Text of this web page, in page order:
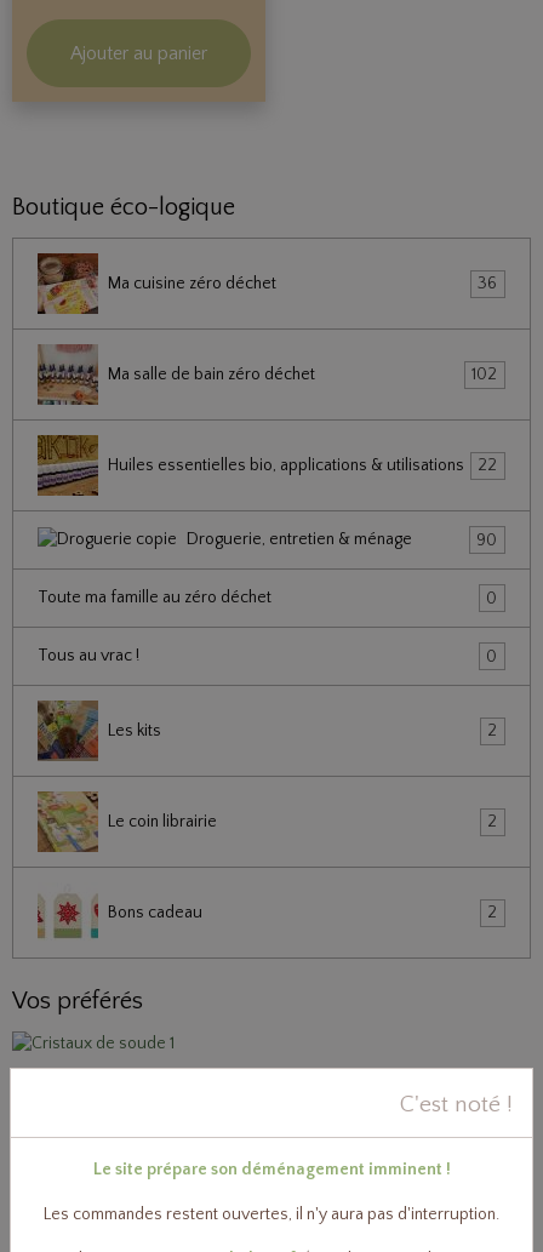
Ajouter au panier
Boutique éco-logique
Ma cuisine zéro déchet 36
Ma salle de bain zéro déchet 102
Huiles essentielles bio, applications & utilisations 22
Droguerie, entretien & ménage 90
Toute ma famille au zéro déchet 0
Tous au vrac ! 0
Les kits 2
Le coin librairie 2
Bons cadeau 2
Vos préférés
C'est noté !
Le site prépare son déménagement imminent !
Les commandes restent ouvertes, il n'y aura pas d'interruption.